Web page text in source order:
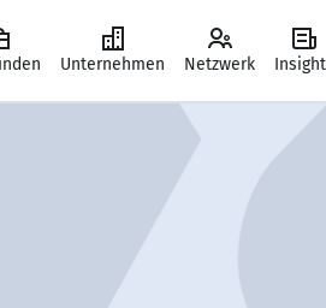
Unternehmen Netzwerk